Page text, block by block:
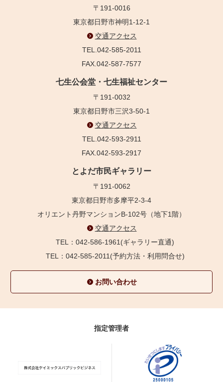
〒191-0016
東京都日野市神明1-12-1
交通アクセス
TEL.042-585-2011
FAX.042-587-7577
七生公会堂・七生福祉センター
〒191-0032
東京都日野市三沢3-50-1
交通アクセス
TEL.042-593-2911
FAX.042-593-2917
とよだ市民ギャラリー
〒191-0062
東京都日野市多摩平2-3-4
オリエント丹野マンションB-102号（地下1階）
交通アクセス
TEL：042-586-1961(ギャラリー直通)
TEL：042-585-2011(予約方法・利用問合せ)
お問い合わせ
指定管理者